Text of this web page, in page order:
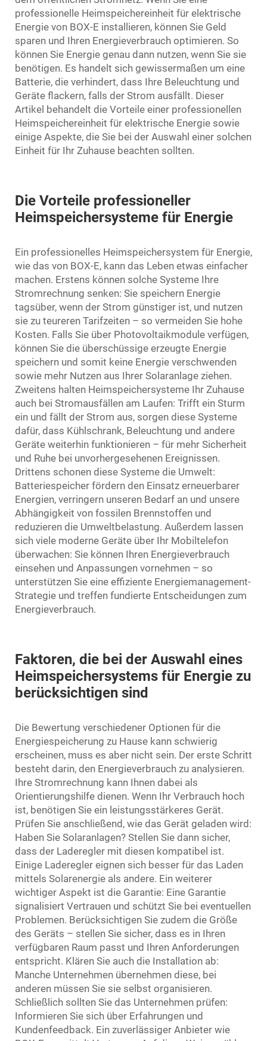
professionelle Heimspeichereinheit für elektrische
Energie von BOX-E installieren, können Sie Geld
sparen und Ihren Energieverbrauch optimieren. So
können Sie Energie genau dann nutzen, wenn Sie sie
benötigen. Es handelt sich gewissermaßen um eine
Batterie, die verhindert, dass Ihre Beleuchtung und
Geräte flackern, falls der Strom ausfällt. Dieser
Artikel behandelt die Vorteile einer professionellen
Heimspeichereinheit für elektrische Energie sowie
einige Aspekte, die Sie bei der Auswahl einer solchen
Einheit für Ihr Zuhause beachten sollten.
Die Vorteile professioneller
Heimspeichersysteme für Energie
Ein professionelles Heimspeichersystem für Energie,
wie das von BOX-E, kann das Leben etwas einfacher
machen. Erstens können solche Systeme Ihre
Stromrechnung senken: Sie speichern Energie
tagsüber, wenn der Strom günstiger ist, und nutzen
sie zu teureren Tarifzeiten – so vermeiden Sie hohe
Kosten. Falls Sie über Photovoltaikmodule verfügen,
können Sie die überschüssige erzeugte Energie
speichern und somit keine Energie verschwenden
sowie mehr Nutzen aus Ihrer Solaranlage ziehen.
Zweitens halten Heimspeichersysteme Ihr Zuhause
auch bei Stromausfällen am Laufen: Trifft ein Sturm
ein und fällt der Strom aus, sorgen diese Systeme
dafür, dass Kühlschrank, Beleuchtung und andere
Geräte weiterhin funktionieren – für mehr Sicherheit
und Ruhe bei unvorhergesehenen Ereignissen.
Drittens schonen diese Systeme die Umwelt:
Batteriespeicher fördern den Einsatz erneuerbarer
Energien, verringern unseren Bedarf an und unsere
Abhängigkeit von fossilen Brennstoffen und
reduzieren die Umweltbelastung. Außerdem lassen
sich viele moderne Geräte über Ihr Mobiltelefon
überwachen: Sie können Ihren Energieverbrauch
einsehen und Anpassungen vornehmen – so
unterstützen Sie eine effiziente Energiemanagement-
Strategie und treffen fundierte Entscheidungen zum
Energieverbrauch.
Faktoren, die bei der Auswahl eines
Heimspeichersystems für Energie zu
berücksichtigen sind
Die Bewertung verschiedener Optionen für die
Energiespeicherung zu Hause kann schwierig
erscheinen, muss es aber nicht sein. Der erste Schritt
besteht darin, den Energieverbrauch zu analysieren.
Ihre Stromrechnung kann Ihnen dabei als
Orientierungshilfe dienen. Wenn Ihr Verbrauch hoch
ist, benötigen Sie ein leistungsstärkeres Gerät.
Prüfen Sie anschließend, wie das Gerät geladen wird:
Haben Sie Solaranlagen? Stellen Sie dann sicher,
dass der Laderegler mit diesen kompatibel ist.
Einige Laderegler eignen sich besser für das Laden
mittels Solarenergie als andere. Ein weiterer
wichtiger Aspekt ist die Garantie: Eine Garantie
signalisiert Vertrauen und schützt Sie bei eventuellen
Problemen. Berücksichtigen Sie zudem die Größe
des Geräts – stellen Sie sicher, dass es in Ihren
verfügbaren Raum passt und Ihren Anforderungen
entspricht. Klären Sie auch die Installation ab:
Manche Unternehmen übernehmen diese, bei
anderen müssen Sie sie selbst organisieren.
Schließlich sollten Sie das Unternehmen prüfen:
Informieren Sie sich über Erfahrungen und
Kundenfeedback. Ein zuverlässiger Anbieter wie